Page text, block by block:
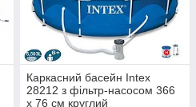
Каркасний басейн Intex
28212 з фільтр-насосом 366
х 76 см круглий